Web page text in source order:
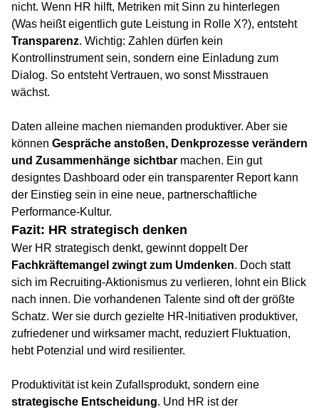
nicht. Wenn HR hilft, Metriken mit Sinn zu hinterlegen
(Was heißt eigentlich gute Leistung in Rolle X?), entsteht
Transparenz. Wichtig: Zahlen dürfen kein
Kontrollinstrument sein, sondern eine Einladung zum
Dialog. So entsteht Vertrauen, wo sonst Misstrauen
wächst.
Daten alleine machen niemanden produktiver. Aber sie
können Gespräche anstoßen, Denkprozesse verändern
und Zusammenhänge sichtbar machen. Ein gut
designtes Dashboard oder ein transparenter Report kann
der Einstieg sein in eine neue, partnerschaftliche
Performance-Kultur.
Fazit: HR strategisch denken
Wer HR strategisch denkt, gewinnt doppelt Der
Fachkräftemangel zwingt zum Umdenken. Doch statt
sich im Recruiting-Aktionismus zu verlieren, lohnt ein Blick
nach innen. Die vorhandenen Talente sind oft der größte
Schatz. Wer sie durch gezielte HR-Initiativen produktiver,
zufriedener und wirksamer macht, reduziert Fluktuation,
hebt Potenzial und wird resilienter.
Produktivität ist kein Zufallsprodukt, sondern eine
strategische Entscheidung. Und HR ist der